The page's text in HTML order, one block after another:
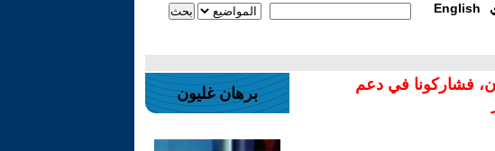
English
فشاركونا في دعم
برهان غليون